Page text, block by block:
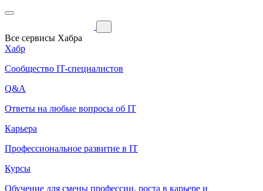
Все сервисы Хабра
Хабр
Сообщество IT-специалистов
Q&A
Ответы на любые вопросы об IT
Карьера
Профессиональное развитие в IT
Курсы
Обучение для смены профессии, роста в карьере и